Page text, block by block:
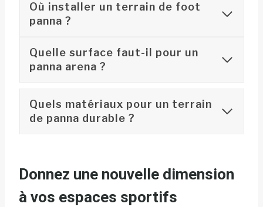
Où installer un terrain de foot
panna ?
Quelle surface faut-il pour un
panna arena ?
Quels matériaux pour un terrain
de panna durable ?
Donnez une nouvelle dimension
à vos espaces sportifs